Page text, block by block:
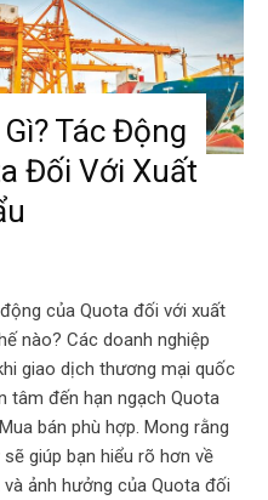
Tác Động
Đối Với Xuất
của Quota đối với xuất
nào? Các doanh nghiệp
giao dịch thương mại quốc
tâm đến hạn ngạch Quota
bán phù hợp. Mong rằng
giúp bạn hiểu rõ hơn về
ảnh hưởng của Quota đối